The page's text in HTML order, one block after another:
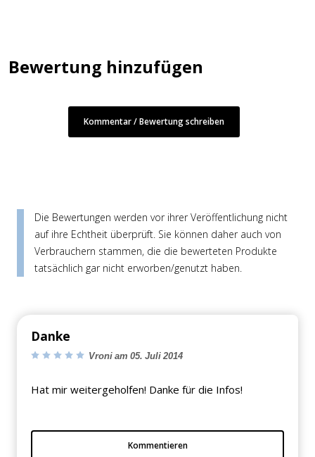
Bewertung hinzufügen
Kommentar / Bewertung schreiben
Die Bewertungen werden vor ihrer Veröffentlichung nicht
auf ihre Echtheit überprüft. Sie können daher auch von
Verbrauchern stammen, die die bewerteten Produkte
tatsächlich gar nicht erworben/genutzt haben.
Danke
Vroni am 05. Juli 2014
Hat mir weitergeholfen! Danke für die Infos!
Kommentieren